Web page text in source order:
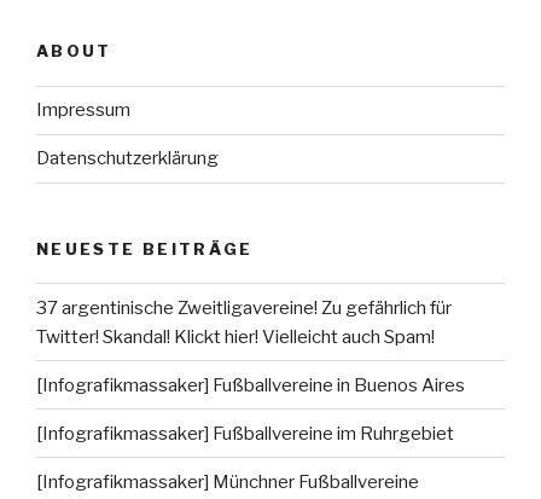
ABOUT
Impressum
Datenschutzerklärung
NEUESTE BEITRÄGE
37 argentinische Zweitligavereine! Zu gefährlich für
Twitter! Skandal! Klickt hier! Vielleicht auch Spam!
[Infografikmassaker] Fußballvereine in Buenos Aires
[Infografikmassaker] Fußballvereine im Ruhrgebiet
[Infografikmassaker] Münchner Fußballvereine